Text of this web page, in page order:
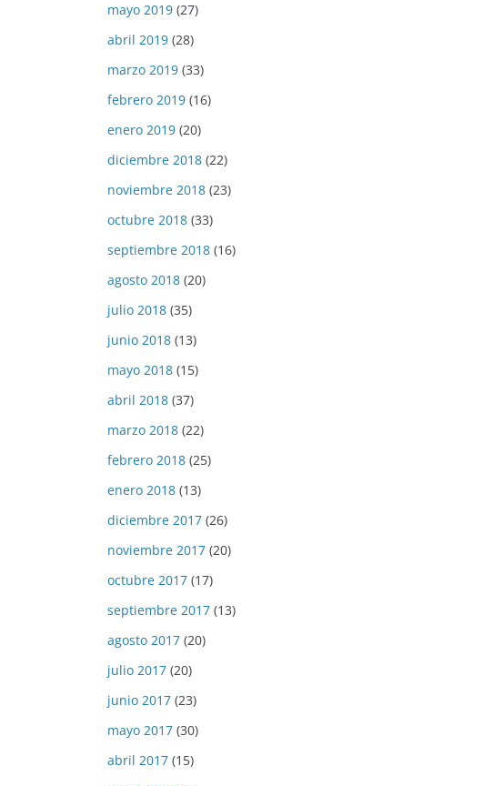
mayo 2019 (27)
abril 2019 (28)
marzo 2019 (33)
febrero 2019 (16)
enero 2019 (20)
diciembre 2018 (22)
noviembre 2018 (23)
octubre 2018 (33)
septiembre 2018 (16)
agosto 2018 (20)
julio 2018 (35)
junio 2018 (13)
mayo 2018 (15)
abril 2018 (37)
marzo 2018 (22)
febrero 2018 (25)
enero 2018 (13)
diciembre 2017 (26)
noviembre 2017 (20)
octubre 2017 (17)
septiembre 2017 (13)
agosto 2017 (20)
julio 2017 (20)
junio 2017 (23)
mayo 2017 (30)
abril 2017 (15)